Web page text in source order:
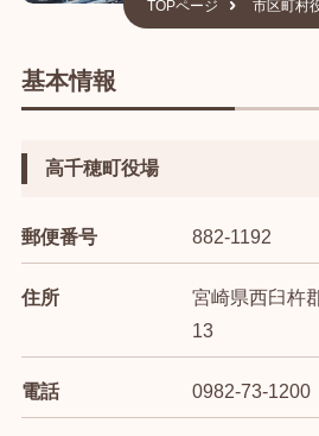
TOPページ 市区町村
基本情報
高千穂町役場
郵便番号 882-1192
住所
宮崎県西臼杵
13
電話 0982-73-1200